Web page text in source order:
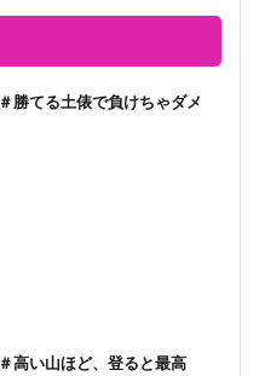
＃勝てる土俵で負けちゃダメ
＃高い山ほど、登ると最高